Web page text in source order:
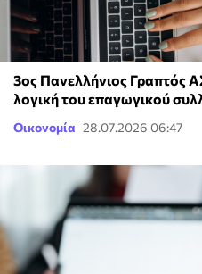
3ος Πανελλήνιος Γραπτός
λογική του επαγωγικού
Οικονομία 28.07.2026 06:47